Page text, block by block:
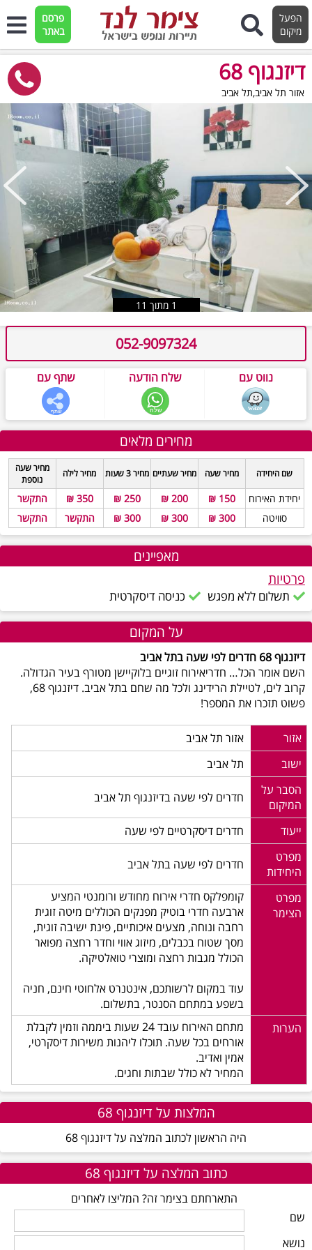
הפעל
מיקום
פרסם
באתר
דיזנגוף 68
אזור תל אביב,תל אביב
טוען תמונות..
1 מתוך 11
052-9097324
שתף עם שלח הודעה נווט עם
מחירים מלאים
שם היחידה מחיר שעה מחיר שעתיים מחיר 3 שעות מחיר לילה
מחיר שעה
נוספת
יחידת האירוח 150 ₪
200 ₪
250 ₪
350 ₪
התקשר
סוויטה
300 ₪
300 ₪
300 ₪ התקשר התקשר
מאפיינים
פרטיות
תשלום ללא מפגש כניסה דיסקרטית
על המקום
דיזנגוף 68 חדרים לפי שעה בתל אביב
השם אומר הכל… חדריאירוח זוגיים בלוקיישן מטורף בעיר הגדולה.
קרוב לים, לטיילת הרידינג ולכל מה שחם בתל אביב. דיזנגוף 68,
פשוט תזכרו את המספר!
אזור
אזור תל אביב
ישוב
תל אביב
הסבר על
המיקום
חדרים לפי שעה בדיזנגוף תל אביב
ייעוד
חדרים דיסקרטיים לפי שעה
מפרט
היחידות
חדרים לפי שעה בתל אביב
מפרט
הצימר
קומפלקס חדרי אירוח מחודש ורומנטי המציע
ארבעה חדרי בוטיק מפנקים הכוללים מיטה זוגית
רחבה ונוחה, מצעים איכותיים, פינת ישיבה זוגית,
מסך שטוח בכבלים, מיזוג אווי וחדר רחצה מפואר
הכולל מגבות רחצה ומוצרי טואלטיקה.
עוד במקום לרשותכם, אינטנרט אלחוטי חינם, חניה
בשפע במתחם הסנטר, בתשלום.
הערות
מתחם האירוח עובד 24 שעות ביממה וזמין לקבלת
אורחים בכל שעה. תוכלו ליהנות משירות דיסקרטי,
אמין ואדיב.
המחיר לא כולל שבתות וחגים.
המלצות על דיזנגוף 68
היה הראשון לכתוב המלצה על דיזנגוף 68
כתוב המלצה על דיזנגוף 68
התארחתם בצימר זה? המליצו לאחרים
שם
נושא